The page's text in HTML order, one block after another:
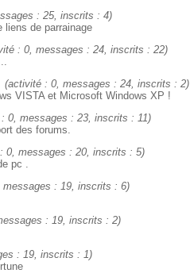
: 25, inscrits : 4)
liens de parrainage
: 0, messages : 24, inscrits : 22)
(activité : 0, messages : 24, inscrits : 2)
VISTA et Microsoft Windows XP !
0, messages : 23, inscrits : 11)
des forums.
0, messages : 20, inscrits : 5)
pc .
: 19, inscrits : 6)
: 19, inscrits : 2)
: 19, inscrits : 1)